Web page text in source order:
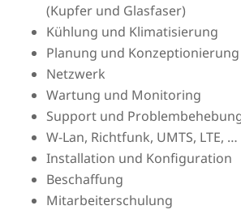
(Kupfer und Glasfaser)
Kühlung und Klimatisierung
Planung und Konzeptionierung
Netzwerk
Wartung und Monitoring
Support und
W-Lan, Richtfunk, UMTS, LTE, …
Installation und Konfiguration
Beschaffung
Mitarbeiterschulung